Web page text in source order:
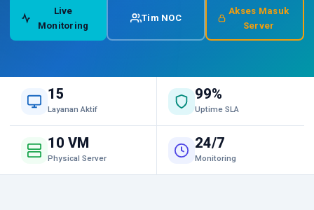
Live
Monitoring
Tim NOC
Akses Masuk
Server
15
Layanan Aktif
99%
Uptime SLA
10 VM
Physical Server
24/7
Monitoring